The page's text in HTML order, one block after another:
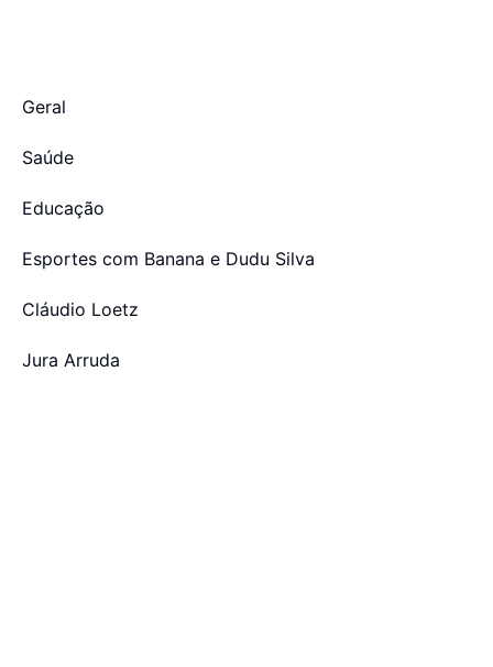
Geral
Saúde
Educação
Esportes com Banana e Dudu Silva
Cláudio Loetz
Jura Arruda